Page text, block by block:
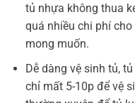
tủ nhựa không thua
quá nhiều chi phí
mong muốn.
Dễ dàng vệ sinh tủ,
chỉ mất 5-10p để vệ